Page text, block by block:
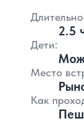
2.5
Дети:
Место
Как